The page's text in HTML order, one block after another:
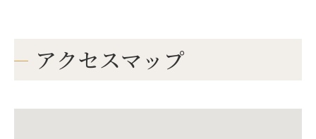
アクセスマップ